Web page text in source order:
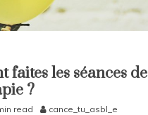
faites les séances de
?
read cance_tu_asbl_e